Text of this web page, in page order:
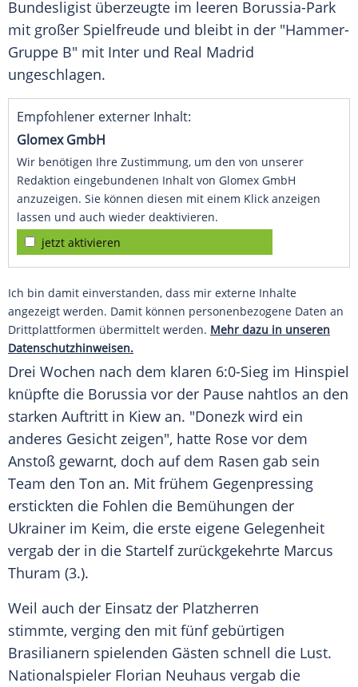
Bundesligist überzeugte im leeren Borussia-Park
mit großer Spielfreude und bleibt in der "Hammer-
Gruppe B" mit Inter und Real Madrid
ungeschlagen.
Empfohlener externer Inhalt:
Glomex GmbH
Wir benötigen Ihre Zustimmung, um den von unserer
Redaktion eingebundenen Inhalt von Glomex GmbH
anzuzeigen. Sie können diesen mit einem Klick anzeigen
lassen und auch wieder deaktivieren.
jetzt aktivieren
Ich bin damit einverstanden, dass mir externe Inhalte
angezeigt werden. Damit können personenbezogene Daten an
Drittplattformen übermittelt werden. Mehr dazu in unseren
Datenschutzhinweisen.
Drei Wochen nach dem klaren 6:0-Sieg im Hinspiel
knüpfte die Borussia vor der Pause nahtlos an den
starken Auftritt in Kiew an. "Donezk wird ein
anderes Gesicht zeigen", hatte Rose vor dem
Anstoß gewarnt, doch auf dem Rasen gab sein
Team den Ton an. Mit frühem Gegenpressing
erstickten die Fohlen die Bemühungen der
Ukrainer im Keim, die erste eigene Gelegenheit
vergab der in die Startelf zurückgekehrte Marcus
Thuram (3.).
Weil auch der Einsatz der Platzherren
stimmte, verging den mit fünf gebürtigen
Brasilianern spielenden Gästen schnell die Lust.
Nationalspieler Florian Neuhaus vergab die